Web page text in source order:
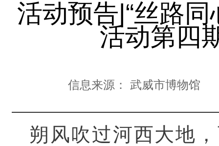
活动预告|“丝路
活动第四
信息来源：武威市博物馆
朔风吹过河西大地